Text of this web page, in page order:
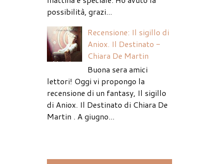
possibilità, grazi...
Recensione: Il sigillo di
Aniox. Il Destinato -
Chiara De Martin
Buona sera amici
lettori! Oggi vi propongo la
recensione di un fantasy, Il sigillo
di Aniox. Il Destinato di Chiara De
Martin . A giugno...